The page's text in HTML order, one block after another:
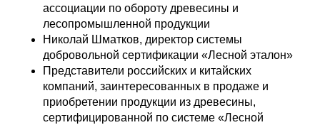
ассоциации по обороту древесины и
лесопромышленной продукции
Николай Шматков, директор системы
добровольной сертификации «Лесной эталон»
Представители российских и китайских
компаний, заинтересованных в продаже и
приобретении продукции из древесины,
сертифицированной по системе «Лесной